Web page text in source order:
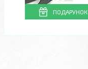
ПОДАРУНОК